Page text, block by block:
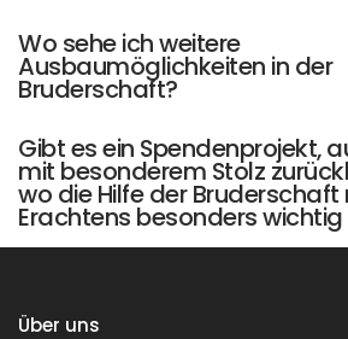
Wo sehe ich weitere
Ausbaumöglichkeiten in der
Bruderschaft?
Gibt es ein Spendenprojekt,
mit besonderem Stolz
wo die Hilfe der Bruderschaft
Erachtens besonders
Über uns